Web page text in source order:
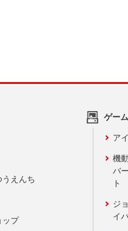
うえんち
ップ
ゲー
ア
機
バ
ト
ジ
イ